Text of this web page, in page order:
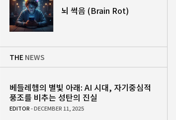
뇌 썩음 (Brain Rot)
THE NEWS
베들레헴의 별빛 아래: AI 시대, 자기중심적
풍조를 비추는 성탄의 진실
EDITOR- DECEMBER 11, 2025